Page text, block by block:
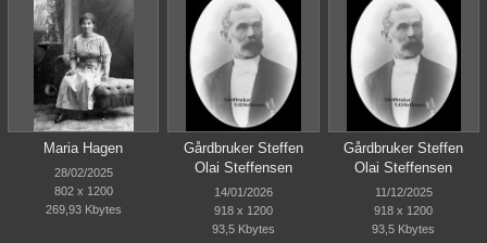
Maria Hagen
28/02/2025
802 x 1200
269,93 Kbytes
Gårdbruker Steffen
Olai Steffensen
14/01/2026
918 x 1200
93,5 Kbytes
Gårdbruker Steffen
Olai Steffensen
11/12/2025
918 x 1200
93,5 Kbytes